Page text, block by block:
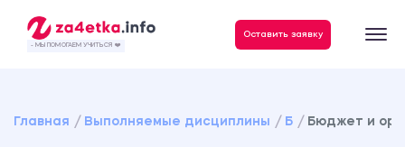
- МЫ ПОМОГАЕМ УЧИТЬСЯ ❤️
Оставить заявку
Главная Выполняемые дисциплины Б Бюджет и